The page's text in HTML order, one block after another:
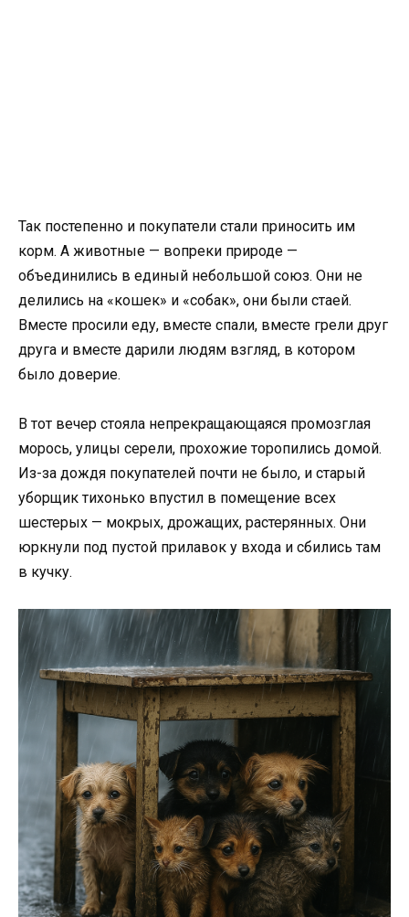
Так постепенно и покупатели стали приносить им
корм. А животные — вопреки природе —
объединились в единый небольшой союз. Они не
делились на «кошек» и «собак», они были стаей.
Вместе просили еду, вместе спали, вместе грели друг
друга и вместе дарили людям взгляд, в котором
было доверие.
В тот вечер стояла непрекращающаяся промозглая
морось, улицы серели, прохожие торопились домой.
Из-за дождя покупателей почти не было, и старый
уборщик тихонько впустил в помещение всех
шестерых — мокрых, дрожащих, растерянных. Они
юркнули под пустой прилавок у входа и сбились там
в кучку.